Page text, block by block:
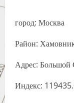
город: Москва
Район:
Адрес: Большой
Индекс: